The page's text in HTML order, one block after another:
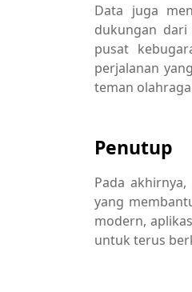
Data juga
dukungan
pusat
perjalanan
teman
Penutup
Pada akhirnya,
yang
modern,
untuk terus